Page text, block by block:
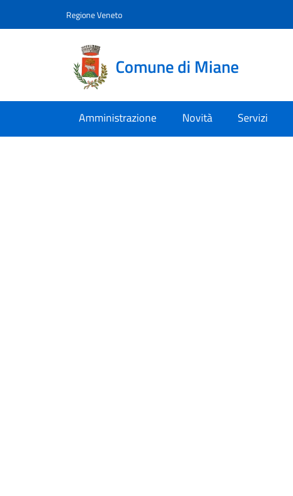
Regione Veneto
Comune di Miane
Amministrazione Novità Servizi